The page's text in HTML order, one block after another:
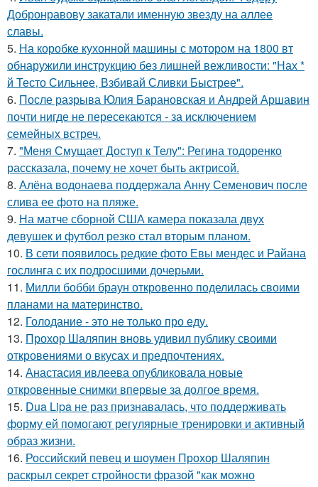
Добронравову закатали именную звезду на аллее
славы.
5. На коробке кухонной машины с мотором на 1800 вт
обнаружили инструкцию без лишней вежливости: "Нах *
й Тесто Сильнее, Взбивай Сливки Быстрее".
6. После разрыва Юлия Барановская и Андрей Аршавин
почти нигде не пересекаются - за исключением
семейных встреч.
7. "Меня Смущает Доступ к Телу": Регина тодоренко
рассказала, почему не хочет быть актрисой.
8. Алёна водонаева поддержала Анну Семенович после
слива ее фото на пляже.
9. На матче сборной США камера показала двух
девушек и футбол резко стал вторым планом.
10. В сети появилось редкие фото Евы мендес и Райана
гослинга с их подросшими дочерьми.
11. Милли бобби браун откровенно поделилась своими
планами на материнство.
12. Голодание - это не только про еду.
13. Прохор Шаляпин вновь удивил публику своими
откровениями о вкусах и предпочтениях.
14. Анастасия ивлеева опубликовала новые
откровенные снимки впервые за долгое время.
15. Dua Lipa не раз признавалась, что поддерживать
форму ей помогают регулярные тренировки и активный
образ жизни.
16. Российский певец и шоумен Прохор Шаляпин
раскрыл секрет стройности фразой "как можно